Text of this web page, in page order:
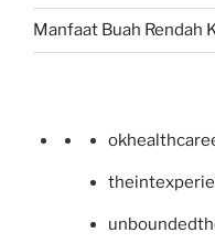
Manfaat Buah Rendah